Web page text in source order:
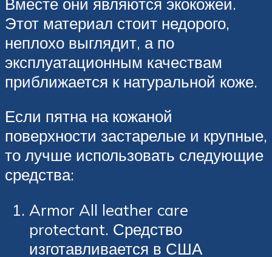
Этот материал стоит недорого,
неплохо выглядит, а по
эксплуатационным качествам
приближается к натуральной коже.
Если пятна на кожаной
поверхности застарелые и крупные,
то лучше использовать следующие
средства:
Armor All leather care
protectant. Средство
изготавливается в США